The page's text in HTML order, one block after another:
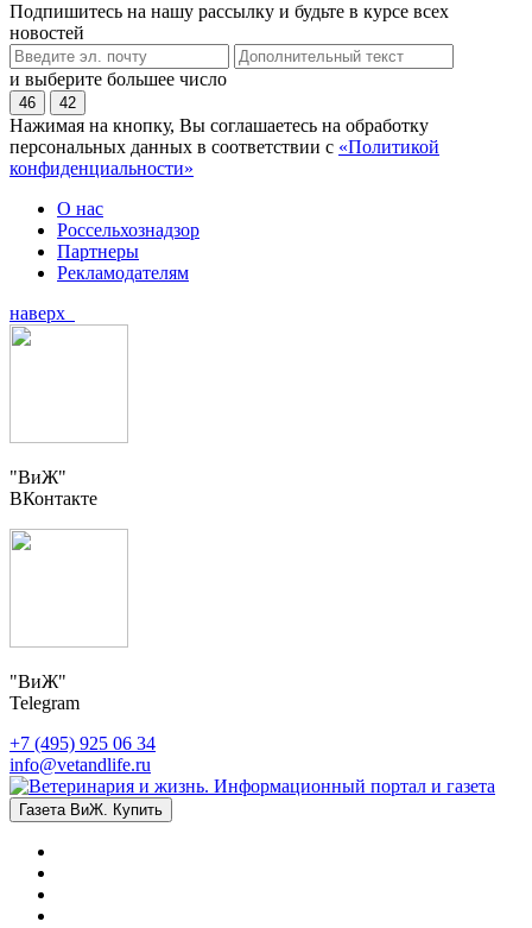
Подпишитесь на нашу рассылку и будьте в курсе всех
новостей
и выберите большее число
46 42
Нажимая на кнопку, Вы соглашаетесь на обработку
персональных данных в соответствии с «Политикой
конфиденциальности»
О нас
Россельхознадзор
Партнеры
Рекламодателям
наверх
"ВиЖ"
ВКонтакте
"ВиЖ"
Telegram
+7 (495) 925 06 34
info@vetandlife.ru
Газета ВиЖ. Купить